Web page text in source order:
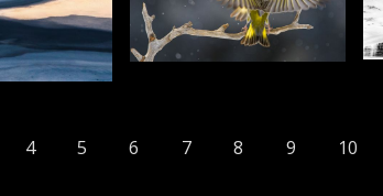
4 5 6 7 8 9 10